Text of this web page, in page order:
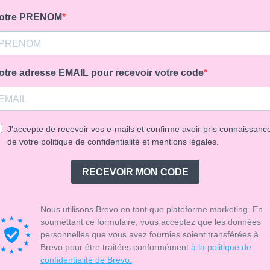
PRENOM
adresse EMAIL pour recevoir votre code
J'accepte de recevoir vos e-mails et confirme avoir pris
de votre politique de confidentialité et mentions légales.
RECEVOIR MON CODE
Nous utilisons Brevo en tant que plateforme marketing. En
soumettant ce formulaire, vous acceptez que les données
personnelles que vous avez fournies soient transférées à
Brevo pour être traitées conformément à la politique de
confidentialité de Brevo.